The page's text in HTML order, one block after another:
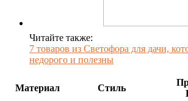
Читайте также:
7 товаров из Светофора для дачи,
недорого и полезны
Материал Стиль